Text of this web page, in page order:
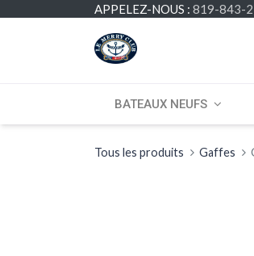
APPELEZ-NOUS : 819-843-
BATEAUX NEUFS
Tous les produits Gaffes